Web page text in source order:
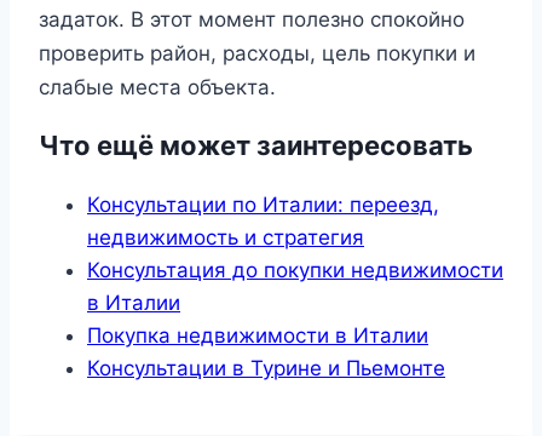
задаток. В этот момент полезно спокойно
проверить район, расходы, цель покупки и
слабые места объекта.
Что ещё может заинтересовать
Консультации по Италии: переезд,
недвижимость и стратегия
Консультация до покупки недвижимости
в Италии
Покупка недвижимости в Италии
Консультации в Турине и Пьемонте